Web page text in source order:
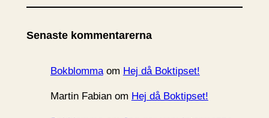
k
v
Senaste kommentarerna
Bokblommaom Hej då Boktipset!
Martin Fabianom Hej då Boktipset!